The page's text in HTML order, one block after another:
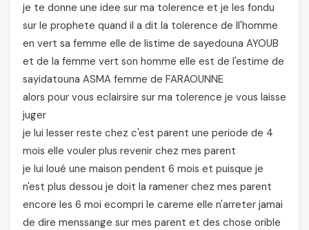
je te donne une idee sur ma tolerence et je les fondu
sur le prophete quand il a dit la tolerence de ll'homme
en vert sa femme elle de listime de sayedouna AYOUB
et de la femme vert son homme elle est de l'estime de
sayidatouna ASMA femme de FARAOUNNE
alors pour vous eclairsire sur ma tolerence je vous laisse
juger
je lui lesser reste chez c'est parent une periode de 4
mois elle vouler plus revenir chez mes parent
je lui loué une maison pendent 6 mois et puisque je
n'est plus dessou je doit la ramener chez mes parent
encore les 6 moi ecompri le careme elle n'arreter jamai
de dire menssange sur mes parent et des chose orible